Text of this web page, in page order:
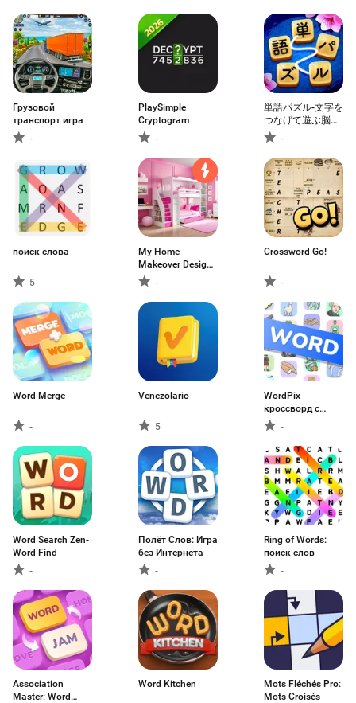
Грузовой
транспорт игра
-
PlaySimple
Cryptogram
-
単語パズル-文字を
つなげて遊ぶ脳ト
レゲーム
-
поиск слова
5
My Home
Makeover Design:
Games
-
Crossword Go!
-
Word Merge
-
Venezolario
5
WordPix－
кроссворд с
картинками
-
Word Search Zen-
Word Find
-
Полёт Слов: Игра
без Интернета
-
Ring of Words:
поиск слов
-
Association
Master: Word
Word Kitchen
Mots Fléchés Pro:
Mots Croisés